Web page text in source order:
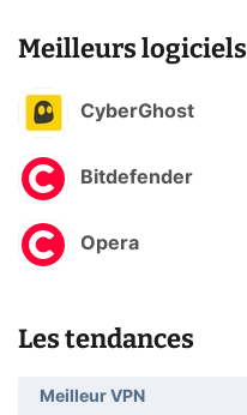
Meilleurs logiciels
CyberGhost
Bitdefender
Opera
Les tendances
Meilleur VPN